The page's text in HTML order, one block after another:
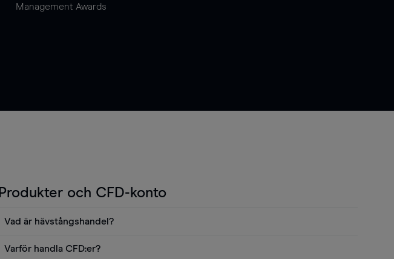
Management Awards
Produkter och CFD-konto
Vad är hävstångshandel?
Varför handla CFD:er?